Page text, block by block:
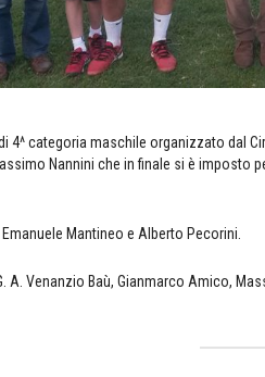
4^ categoria maschile organizzato dal
Nannini che in finale si è imposto
Mantineo e Alberto Pecorini.
A. Venanzio Baù, Gianmarco Amico,